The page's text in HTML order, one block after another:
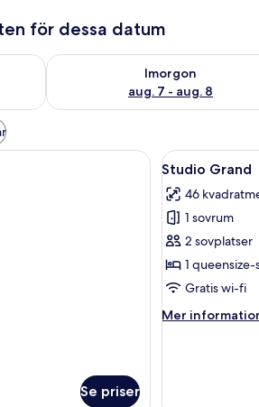
för dessa datum
aug. 6 - aug. 7
Imorgon
aug. 7 - aug. 8
Kontrollera tillgängligheten för
kök med mikrovågsugn, kaffebryggare
Se priser
Öppna
alla
foton
för
Studio
Grand
6
Studio Grand
46
1 sovrum
2 sovplatser
1 queensize-
Gratis wi-fi
Mer
Mer